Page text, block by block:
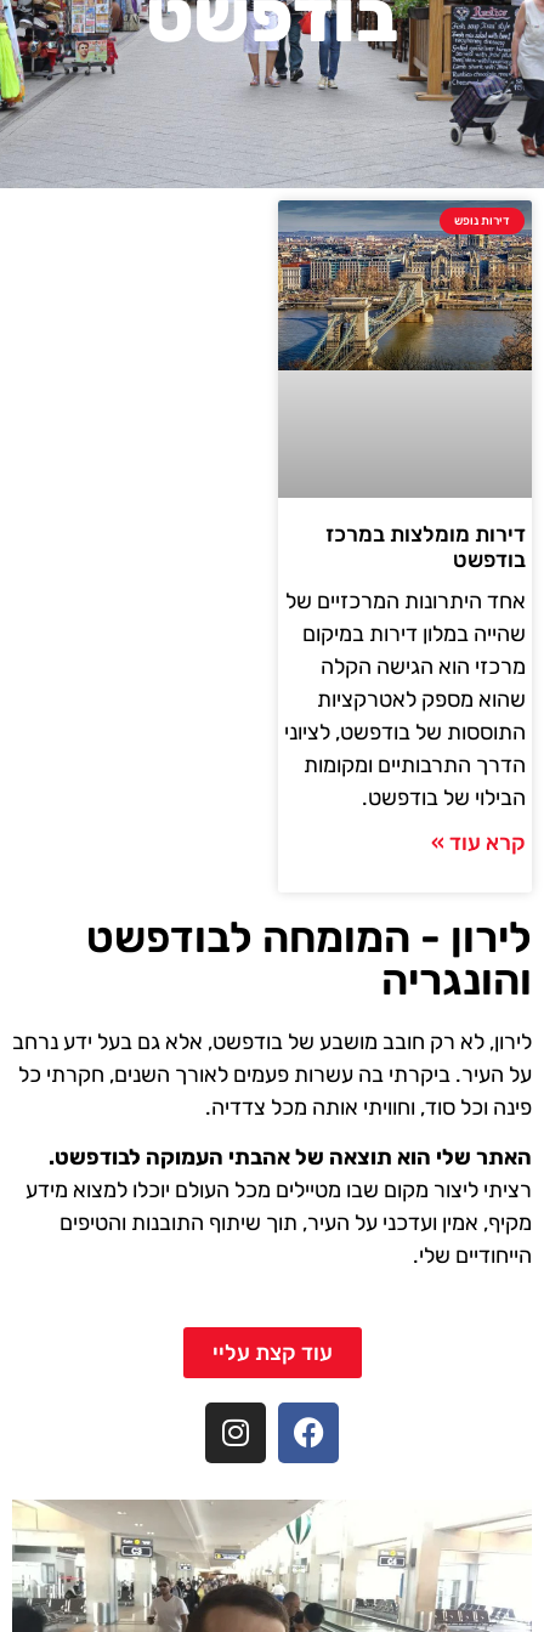
דירות נופש
דירות מומלצות במרכז
בודפשט
אחד היתרונות המרכזיים של
שהייה במלון דירות במיקום
מרכזי הוא הגישה הקלה
שהוא מספק לאטרקציות
התוססות של בודפשט, לציוני
הדרך התרבותיים ומקומות
הבילוי של בודפשט.
קרא עוד »
לירון - המומחה לבודפשט
והונגריה
לירון, לא רק חובב מושבע של בודפשט, אלא גם בעל ידע נרחב
על העיר. ביקרתי בה עשרות פעמים לאורך השנים, חקרתי כל
פינה וכל סוד, וחוויתי אותה מכל צדדיה.
האתר שלי הוא תוצאה של אהבתי העמוקה לבודפשט.
רציתי ליצור מקום שבו מטיילים מכל העולם יוכלו למצוא מידע
מקיף, אמין ועדכני על העיר, תוך שיתוף התובנות והטיפים
הייחודיים שלי.
עוד קצת עליי